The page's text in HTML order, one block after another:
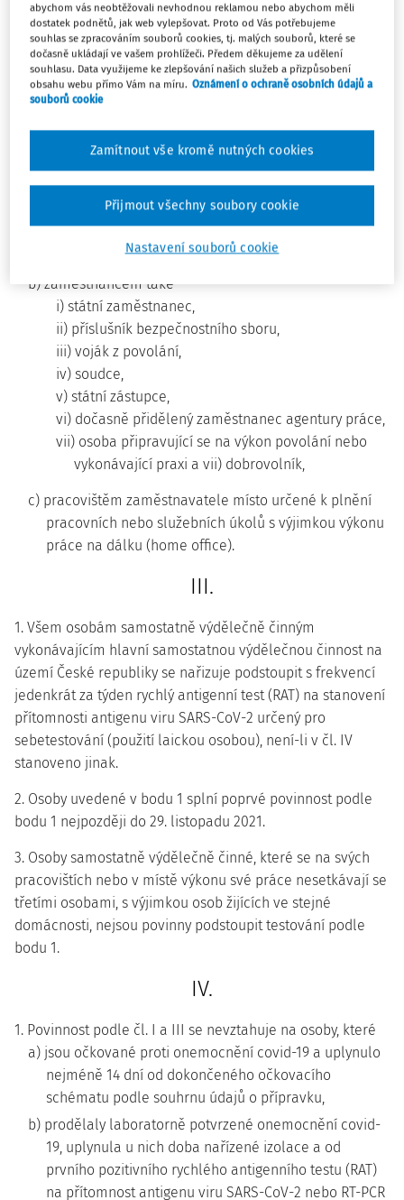
V tomto mimořádném opatření se rozumí
a) zaměstnavatelem také
i) zaměstnavatel uvedený v § 303 odst. 1 zákoníku
práce, jiná organizační složka státu a územní
ii) služební úřad v případě státních zaměstnanců,
iii) bezpečnostní sbor v případě příslušníků
iv) Armáda České republiky, Vojenská kancelář
prezidenta republiky, Hradní stráž nebo
Ministerstvo obrany v případě vojáků z povolání,
b) zaměstnancem také
i) státní zaměstnanec,
ii) příslušník bezpečnostního sboru,
iii) voják z povolání,
iv) soudce,
v) státní zástupce,
vi) dočasně přidělený zaměstnanec agentury práce,
vii) osoba připravující se na výkon povolání nebo
vykonávající praxi a vii) dobrovolník,
c) pracovištěm zaměstnavatele místo určené k plnění
pracovních nebo služebních úkolů s výjimkou výkonu
práce na dálku (home office).
III.
1. Všem osobám samostatně výdělečně činným
vykonávajícím hlavní samostatnou výdělečnou činnost na
území České republiky se nařizuje podstoupit s frekvencí
jedenkrát za týden rychlý antigenní test (RAT) na stanovení
přítomnosti antigenu viru SARS-CoV-2 určený pro
sebetestování (použití laickou osobou), není-li v čl. IV
stanoveno jinak.
2. Osoby uvedené v bodu 1 splní poprvé povinnost podle
bodu 1 nejpozději do 29. listopadu 2021.
3. Osoby samostatně výdělečně činné, které se na svých
pracovištích nebo v místě výkonu své práce nesetkávají se
třetími osobami, s výjimkou osob žijících ve stejné
domácnosti, nejsou povinny podstoupit testování podle
bodu 1.
IV.
1. Povinnost podle čl. I a III se nevztahuje na osoby, které
a) jsou očkované proti onemocnění covid-19 a uplynulo
nejméně 14 dní od dokončeného očkovacího
schématu podle souhrnu údajů o přípravku,
b) prodělaly laboratorně potvrzené onemocnění covid-
19, uplynula u nich doba nařízené izolace a od
prvního pozitivního rychlého antigenního testu (RAT)
na přítomnost antigenu viru SARS-CoV-2 nebo RT-PCR
abychom vás neobtěžovali nevhodnou reklamou nebo abychom měli
dostatek podnětů, jak web vylepšovat. Proto od Vás potřebujeme
souhlas se zpracováním souborů cookies, tj. malých souborů, které se
dočasně ukládají ve vašem prohlížeči. Předem děkujeme za udělení
souhlasu. Data využijeme ke zlepšování našich služeb a přizpůsobení
obsahu webu přímo Vám na míru. Oznámení o ochraně osobních údajů a
souborů cookie
Nastavení souborů cookie
Zamítnout vše kromě nutných cookies
Přijmout všechny soubory cookie